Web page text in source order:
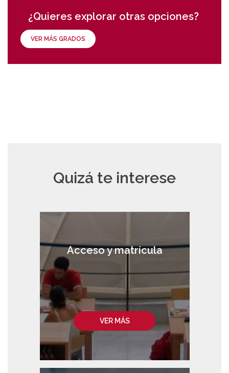
¿Quieres explorar otras opciones?
VER MÁS GRADOS
Quizá te interese
VER MÁS
Acceso y matrícula